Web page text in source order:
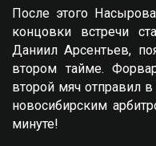
После этого
концовки встречи
Даниил Арсентьев,
втором тайме.
второй мяч отправил
новосибирским
минуте!